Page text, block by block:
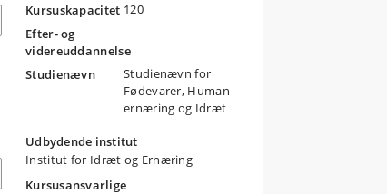
Kursuskapacitet 120
Efter- og
videreuddannelse
Studienævn
Studienævn for
Fødevarer, Human
ernæring og Idræt
Udbydende institut
Institut for Idræt og Ernæring
Kursusansvarlige